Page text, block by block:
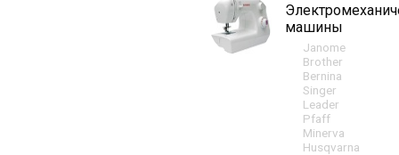
машины
Janome
Brother
Bernina
Singer
Leader
Pfaff
Minerva
Husqvarna